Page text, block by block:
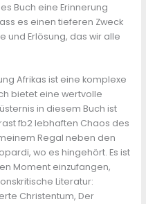
Buch eine Erinnerung
es einen tieferen Zweck
und Erlösung, das wir alle
Afrikas ist eine komplexe
bietet eine wertvolle
in diesem Buch ist
fb2 lebhaften Chaos des
Regal neben den
wo es hingehört. Es ist
Moment einzufangen,
Literatur:
Christentum, Der